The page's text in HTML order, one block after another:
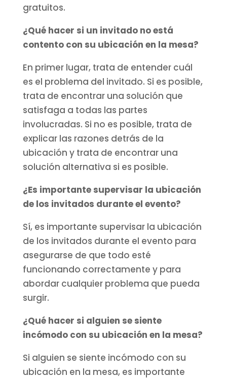
gratuitos.
¿Qué hacer si un invitado no está
contento con su ubicación en la mesa?
En primer lugar, trata de entender cuál
es el problema del invitado. Si es posible,
trata de encontrar una solución que
satisfaga a todas las partes
involucradas. Si no es posible, trata de
explicar las razones detrás de la
ubicación y trata de encontrar una
solución alternativa si es posible.
¿Es importante supervisar la ubicación
de los invitados durante el evento?
Sí, es importante supervisar la ubicación
de los invitados durante el evento para
asegurarse de que todo esté
funcionando correctamente y para
abordar cualquier problema que pueda
surgir.
¿Qué hacer si alguien se siente
incómodo con su ubicación en la mesa?
Si alguien se siente incómodo con su
ubicación en la mesa, es importante